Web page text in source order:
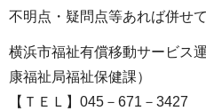
不明点・疑問点等あれば併せ
横浜市福祉有償移動サービス
康福祉局福祉保健課）
【ＴＥＬ】045－671－3427